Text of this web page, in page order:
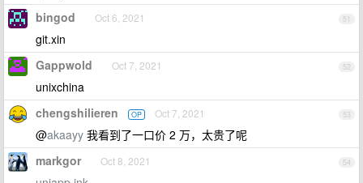
51
bingod Oct 6, 2021
git.xin
52
Gappwold Oct 7, 2021
unixchina
53
chengshilieren OP Oct 7, 2021
@akaayy 我看到了一口价 2 万，太贵了呢
54
markgor Oct 8, 2021